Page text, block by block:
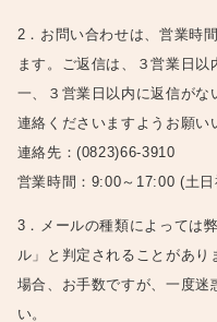
2．お問い合わせは、営業時
ます。ご返信は、３営業日
一、３営業日以内に返信が
連絡くださいますようお願い
連絡先：(0823)66-3910
営業時間：9:00～17:00 (土
3．メールの種類によっては
ル」と判定されることがあ
場合、お手数ですが、一度迷
い。